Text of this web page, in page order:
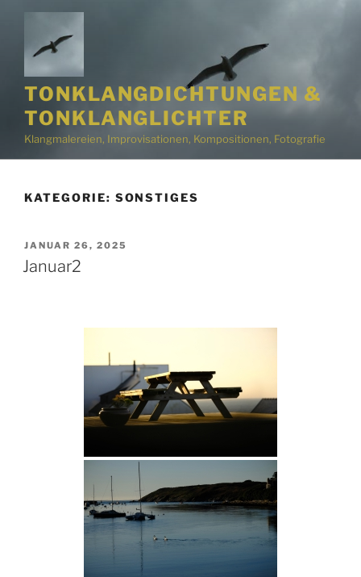
springen
TONKLANGDICHTUNGEN &
TONKLANGLICHTER
Klangmalereien, Improvisationen, Kompositionen, Fotografie
KATEGORIE: SONSTIGES
VERÖFFENTLICHT
AM
JANUAR 26, 2025
Januar2